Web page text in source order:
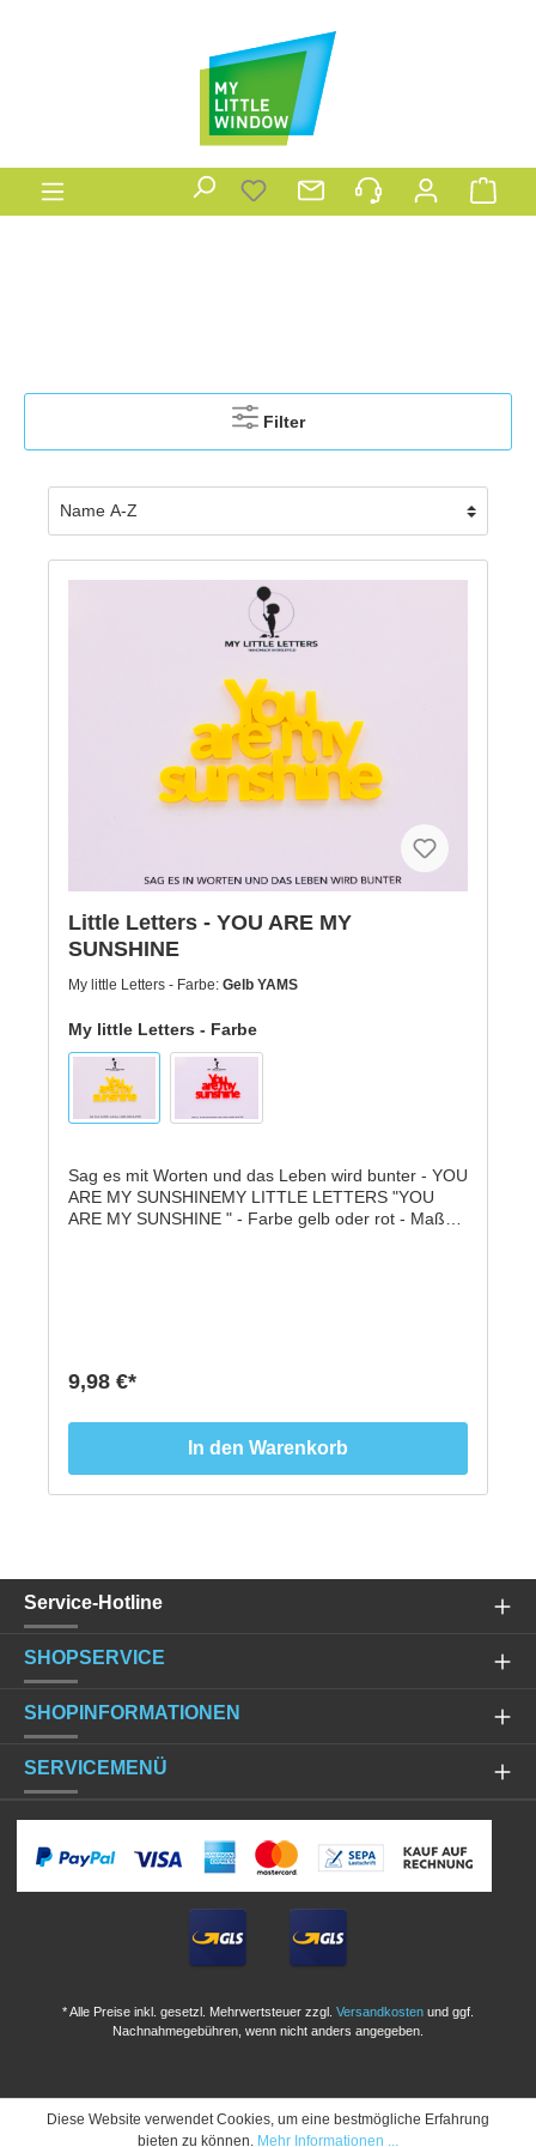
Filter
Little Letters - YOU ARE MY
SUNSHINE
My little Letters - Farbe: Gelb YAMS
My little Letters - Farbe
Sag es mit Worten und das Leben wird bunter - YOU
ARE MY SUNSHINEMY LITTLE LETTERS "YOU
ARE MY SUNSHINE " - Farbe gelb oder rot - Maße:
9,98 €*
In den Warenkorb
Service-Hotline
SHOPSERVICE
SHOPINFORMATIONEN
SERVICEMENÜ
* Alle Preise inkl. gesetzl. Mehrwertsteuer zzgl. Versandkosten und ggf.
Nachnahmegebühren, wenn nicht anders angegeben.
Diese Website verwendet Cookies, um eine bestmögliche Erfahrung
bieten zu können. Mehr Informationen ...